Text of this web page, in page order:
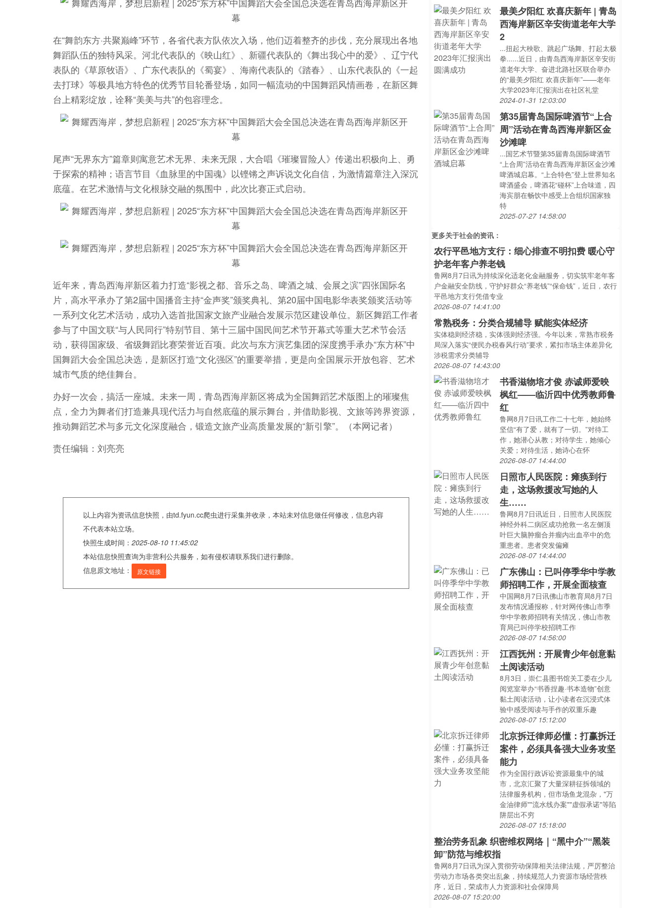
在“舞韵东方·共聚巅峰”环节，各省代表方队依次入场，他们迈着整齐的步伐，充分展现出各地
舞蹈队伍的独特风采。河北代表队的《映山红》、新疆代表队的《舞出我心中的爱》、辽宁代
表队的《草原牧语》、广东代表队的《蜀宴》、海南代表队的《踏春》、山东代表队的《一起
去打球》等极具地方特色的优秀节目轮番登场，如同一幅流动的中国舞蹈风情画卷，在新区舞
台上精彩绽放，诠释“美美与共”的包容理念。
尾声“无界东方”篇章则寓意艺术无界、未来无限，大合唱《璀璨冒险人》传递出积极向上、勇
于探索的精神；语言节目《血脉里的中国魂》以铿锵之声诉说文化自信，为激情篇章注入深沉
底蕴。在艺术激情与文化根脉交融的氛围中，此次比赛正式启动。
近年来，青岛西海岸新区着力打造“影视之都、音乐之岛、啤酒之城、会展之滨”四张国际名
片，高水平承办了第2届中国播音主持“金声奖”颁奖典礼、第20届中国电影华表奖颁奖活动等
一系列文化艺术活动，成功入选首批国家文旅产业融合发展示范区建设单位。新区舞蹈工作者
参与了中国文联“与人民同行”特别节目、第十三届中国民间艺术节开幕式等重大艺术节会活
动，获得国家级、省级舞蹈比赛荣誉近百项。此次与东方演艺集团的深度携手承办“东方杯”中
国舞蹈大会全国总决选，是新区打造“文化强区”的重要举措，更是向全国展示开放包容、艺术
城市气质的绝佳舞台。
办好一次会，搞活一座城。未来一周，青岛西海岸新区将成为全国舞蹈艺术版图上的璀璨焦
点，全力为舞者们打造兼具现代活力与自然底蕴的展示舞台，并借助影视、文旅等跨界资源，
推动舞蹈艺术与多元文化深度融合，锻造文旅产业高质量发展的“新引擎”。（本网记者）
责任编辑：刘亮亮
以上内容为资讯信息快照，由td.fyun.cc爬虫进行采集并收录，本站未对信息做任何修改，信息内容
不代表本站立场。
快照生成时间： 2025-08-10 11:45:02
本站信息快照查询为非营利公共服务，如有侵权请联系我们进行删除。
信息原文地址：
原文链接
最美夕阳红 欢喜庆新年 | 青岛
西海岸新区辛安街道老年大学
2
...扭起大秧歌、跳起广场舞、打起太极
拳......近日，由青岛西海岸新区辛安街
道老年大学、奋进北路社区联合举办
的“最美夕阳红 欢喜庆新年”——老年
大学2023年汇报演出在社区礼堂
2024-01-31 12:03:00
第35届青岛国际啤酒节“上合
周”活动在青岛西海岸新区金
沙滩啤
...国艺术节暨第35届青岛国际啤酒节
“上合周”活动在青岛西海岸新区金沙滩
啤酒城启幕。“上合特色”登上世界知名
啤酒盛会，啤酒花“碰杯”上合味道，四
海宾朋在畅饮中感受上合组织国家独
特
2025-07-27 14:58:00
更多关于社会的资讯：
农行平邑地方支行：细心排查不明扣费 暖心守
护老年客户养老钱
鲁网8月7日讯为持续深化适老化金融服务，切实筑牢老年客
户金融安全防线，守护好群众“养老钱”“保命钱”，近日，农行
平邑地方支行凭借专业
2026-08-07 14:41:00
常熟税务：分类合规辅导 赋能实体经济
实体稳则经济稳，实体强则经济强。今年以来，常熟市税务
局深入落实“便民办税春风行动”要求，紧扣市场主体差异化
涉税需求分类辅导
2026-08-07 14:43:00
书香滋物培才俊 赤诚师爱映
枫红——临沂四中优秀教师鲁
红
鲁网8月7日讯工作二十七年，她始终
坚信“有了爱，就有了一切。”对待工
作，她潜心从教；对待学生，她倾心
关爱；对待生活，她诗心在怀
2026-08-07 14:44:00
日照市人民医院：瘫痪到行
走，这场救援改写她的人
生……
鲁网8月7日讯近日，日照市人民医院
神经外科二病区成功抢救一名左侧顶
叶巨大脑肿瘤合并瘤内出血卒中的危
重患者。患者突发偏瘫
2026-08-07 14:44:00
广东佛山：已叫停季华中学教
师招聘工作，开展全面核查
中国网8月7日讯佛山市教育局8月7日
发布情况通报称，针对网传佛山市季
华中学教师招聘有关情况，佛山市教
育局已叫停学校招聘工作
2026-08-07 14:56:00
江西抚州：开展青少年创意黏
土阅读活动
8月3日，崇仁县图书馆关工委在少儿
阅览室举办“书香捏趣·书本造物”创意
黏土阅读活动，让小读者在沉浸式体
验中感受阅读与手作的双重乐趣
2026-08-07 15:12:00
北京拆迁律师必懂：打赢拆迁
案件，必须具备强大业务攻坚
能力
作为全国行政诉讼资源最集中的城
市，北京汇聚了大量深耕征拆领域的
法律服务机构，但市场鱼龙混杂，"万
金油律师""流水线办案""虚假承诺"等陷
阱层出不穷
2026-08-07 15:18:00
整治劳务乱象 织密维权网络｜“黑中介”“黑装
卸”防范与维权指
鲁网8月7日讯为深入贯彻劳动保障相关法律法规，严厉整治
劳动力市场各类突出乱象，持续规范人力资源市场经营秩
序，近日，荣成市人力资源和社会保障局
2026-08-07 15:20:00